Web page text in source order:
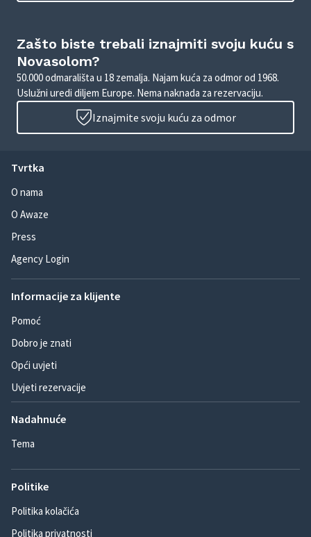
Zašto biste trebali iznajmiti svoju kuću s
Novasolom?
50.000 odmarališta u 18 zemalja. Najam kuća za odmor od 1968.
Uslužni uredi diljem Europe. Nema naknada za rezervaciju.
Iznajmite svoju kuću za odmor
Tvrtka
O nama
O Awaze
Press
Agency Login
Informacije za klijente
Pomoć
Dobro je znati
Opći uvjeti
Uvjeti rezervacije
Nadahnuće
Tema
Politike
Politika kolačića
Politika privatnosti